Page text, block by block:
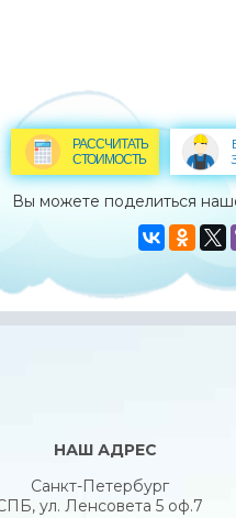
РАССЧИТАТЬ
СТОИМОСТЬ
Вы можете поделиться
НАШ АДРЕС
Санкт-Петербург
ул. Ленсовета 5 оф.7